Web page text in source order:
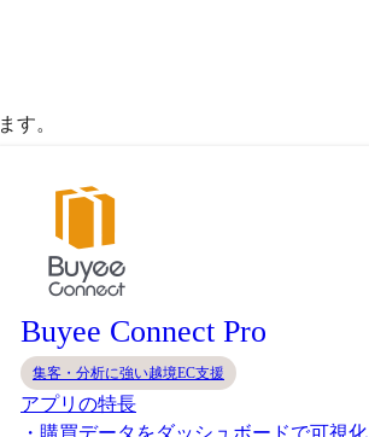
す。
Buyee Connect Pro
集客・分析に強い越境EC支援
アプリの特長
・購買データをダッシュボードで可視化